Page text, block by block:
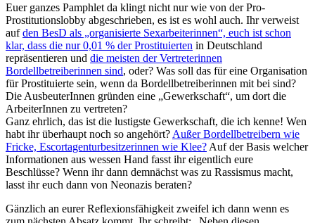
Euer ganzes Pamphlet da klingt nicht nur wie von der Pro-
Prostitutionslobby abgeschrieben, es ist es wohl auch. Ihr verweist
aufden BesD als „organisierte Sexarbeiterinnen“, euch ist schon
klar, dass die nur 0,01 % der Prostituierten in Deutschland
repräsentieren und die meisten der Vertreterinnen
Bordellbetreiberinnen sind, oder? Was soll das für eine Organisation
für Prostituierte sein, wenn da Bordellbetreiberinnen mit bei sind?
Die AusbeuterInnen gründen eine „Gewerkschaft“, um dort die
ArbeiterInnen zu vertreten?
Ganz ehrlich, das ist die lustigste Gewerkschaft, die ich kenne! Wen
habt ihr überhaupt noch so angehört? Außer Bordellbetreibern wie
Fricke, Escortagenturbesitzerinnen wie Klee? Auf der Basis welcher
Informationen aus wessen Hand fasst ihr eigentlich eure
Beschlüsse? Wenn ihr dann demnächst was zu Rassismus macht,
lasst ihr euch dann von Neonazis beraten?
Gänzlich an eurer Reflexionsfähigkeit zweifel ich dann wenn es